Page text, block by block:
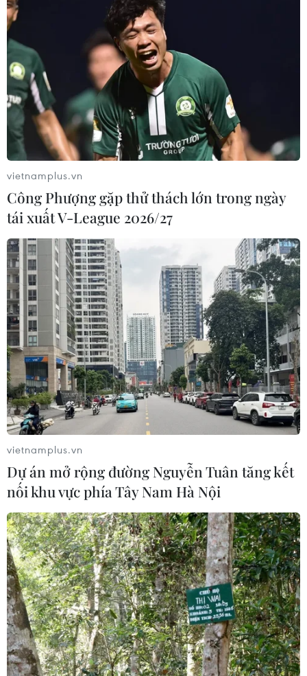
vietnamplus.vn
Công Phượng gặp thử thách lớn trong ngày
tái xuất V-League 2026/27
vietnamplus.vn
Dự án mở rộng đường Nguyễn Tuân tăng kết
nối khu vực phía Tây Nam Hà Nội